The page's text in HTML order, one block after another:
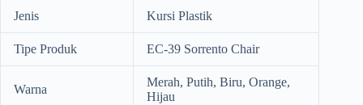
Jenis Kursi Plastik
Tipe Produk EC-39 Sorrento Chair
Warna
Merah, Putih, Biru, Orange,
Hijau